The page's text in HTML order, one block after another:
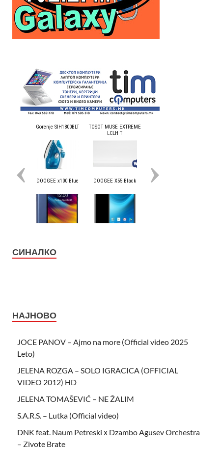
СИНАЛКО
НАЈНОВО
JOCE PANOV – Ajmo na more (Official video 2025
Leto)
JELENA ROZGA – SOLO IGRACICA (OFFICIAL
VIDEO 2012) HD
JELENA TOMAŠEVIĆ – NE ŽALIM
S.A.R.S. – Lutka (Official video)
DNK feat. Naum Petreski х Dzambo Agusev Orchestra
– Zivote Brate